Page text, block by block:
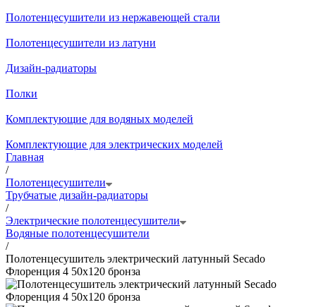
Полотенцесушители из нержавеющей стали
Полотенцесушители из латуни
Дизайн-радиаторы
Полки
Комплектующие для водяных моделей
Комплектующие для электрических моделей
Главная
/
Полотенцесушители
Трубчатые дизайн-радиаторы
/
Электрические полотенцесушители
Водяные полотенцесушители
/
Полотенцесушитель электрический латунный Secado
Флоренция 4 50x120 бронза